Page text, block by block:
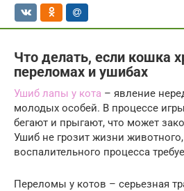
Что делать, если кошка
переломах и ушибах
Ушиб лапы у кота – явление
молодых особей. В процессе
бегают и прыгают, что может
Ушиб не грозит жизни
воспалительного процесса
Переломы у котов – серьезная